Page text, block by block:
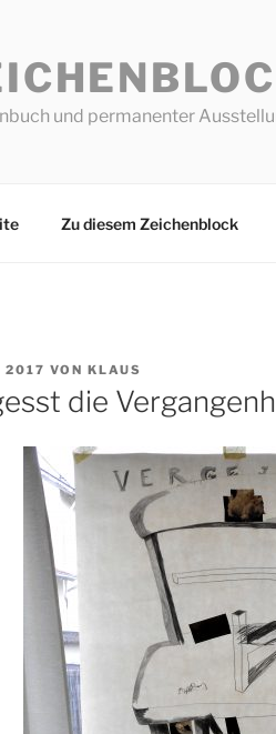
und permanenter
Zu diesem Zeichenblock
2017 VON KLAUS
die